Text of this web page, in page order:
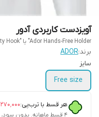
آویزدست کاربردی آدور
Ador Hands-Free Holder" یا "Ador Utility Hook"
برند:ADOR
سایز
Free size
هر قسط با ترب‌پی:۲۷۰٬۰۰۰
۴ قسط ماهانه. بدون سود، چک و ضامن.